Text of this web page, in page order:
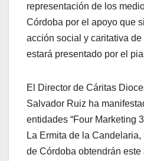
representación de los
Córdoba por el apoyo que
acción social y caritativa de
estará presentado por el
El Director de Cáritas
Salvador Ruiz ha
entidades “Four Marketing
La Ermita de la
de Córdoba obtendrán este